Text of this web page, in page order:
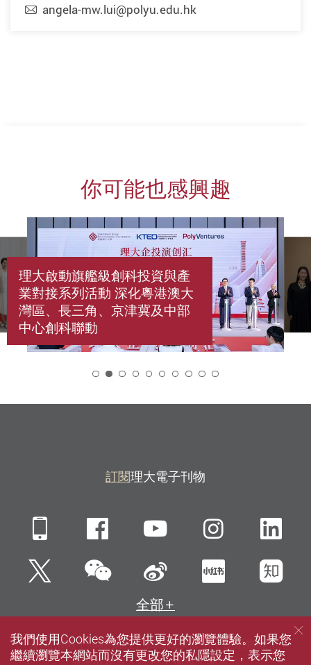
angela-mw.lui@polyu.edu.hk
你可能也感興趣
理大啟動旗艦級創科投資與產
業對接系列活動 深化粵港澳大
灣區、長三角、京津冀及中部
中心創科聯動
訂閱理大電子刊物
Mobile FacebookYouTube
Twitter微信 新浪微博小紅書知
全部
網站指南 聯絡我們 私隱政策聲明
使用條款
我們使用Cookies為您提供更好的瀏覽體驗。如果您
繼續瀏覽本網站而沒有更改您的私隱設定，表示您